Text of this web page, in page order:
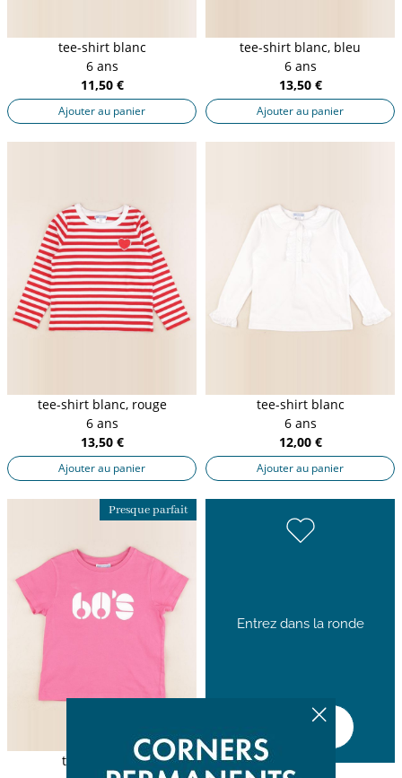
tee-shirt blanc
6 ans
11,50 €
Ajouter au panier
tee-shirt blanc, bleu
6 ans
13,50 €
Ajouter au panier
tee-shirt blanc, rouge
6 ans
13,50 €
Ajouter au panier
tee-shirt blanc
6 ans
12,00 €
Ajouter au panier
Presque parfait
tee-shirt rose
Entrez dans la ronde
Découvrir